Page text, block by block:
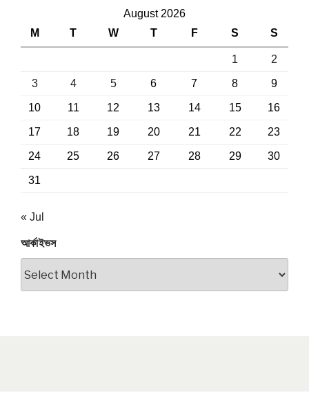
August 2026
M
T W T F S S
1 2
3 4 5 6 7 8 9
10 11 12 13 14 15 16
17 18 19 20 21 22 23
24 25 26 27 28 29 30
31
« Jul
আর্কাইভস